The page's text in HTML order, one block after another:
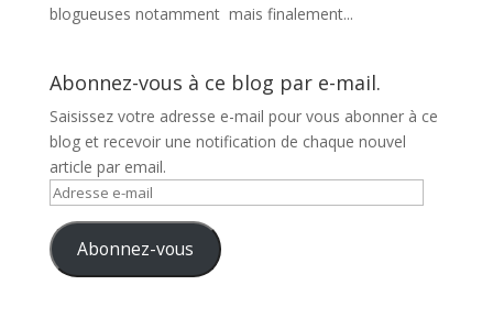
blogueuses notamment mais finalement...
Abonnez-vous à ce blog par e-mail.
Saisissez votre adresse e-mail pour vous abonner à ce
blog et recevoir une notification de chaque nouvel
article par email.
Adresse
mail Abonnez-vous